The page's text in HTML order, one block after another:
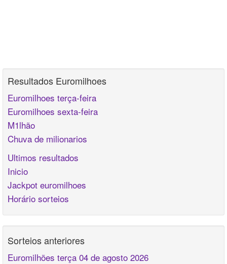
Resultados Euromilhoes
Euromilhoes terça-feira
Euromilhoes sexta-feira
M1lhão
Chuva de milionarios
Ultimos resultados
Inicio
Jackpot euromilhoes
Horário sorteios
Sorteios anteriores
Euromilhões terça 04 de agosto 2026